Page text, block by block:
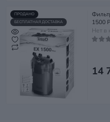
ПРОДАНО
БЕСПЛАТНАЯ ДОСТАВКА
1500
Нет в
14